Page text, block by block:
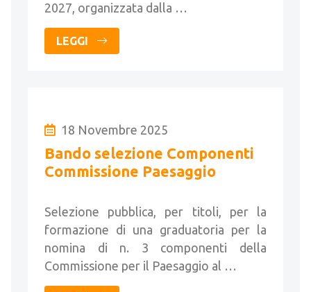
2027, organizzata dalla …
LEGGI
18 Novembre 2025
Bando selezione Componenti
Commissione Paesaggio
Selezione pubblica, per titoli, per la
formazione di una graduatoria per la
nomina di n. 3 componenti della
Commissione per il Paesaggio al …